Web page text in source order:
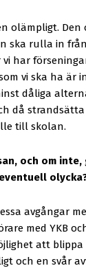
olämpligt.
ska rulla in
har
vi ska ha är
dåliga
då
till skolan.
och om
avgångar
med YKB
att blippa
och en svår